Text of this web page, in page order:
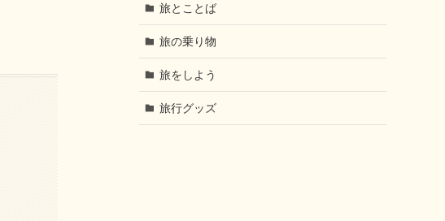
旅とことば
旅の乗り物
旅をしよう
旅行グッズ